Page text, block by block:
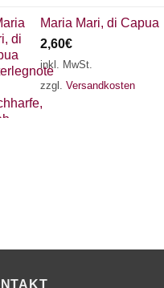
Maria Mari, di Capua
2,60€
inkl. MwSt.
zzgl. Versandkosten